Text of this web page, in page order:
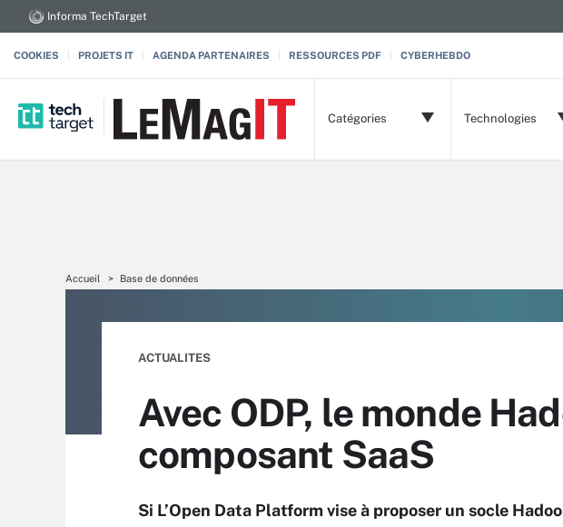
Informa TechTarget
COOKIES PROJETS IT AGENDA PARTENAIRES RESSOURCES PDF CYBERHEBDO
Catégories Technologies
Accueil Base de données
ACTUALITES
Avec ODP, le monde
composant SaaS
Si L’Open Data Platform vise à proposer un socle